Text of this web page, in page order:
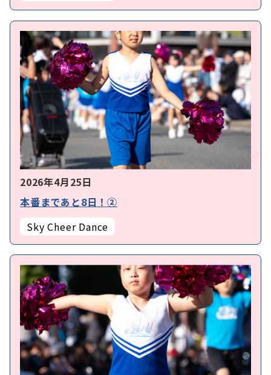
2026年4月25日
本番まであと8日！②
Sky Cheer Dance